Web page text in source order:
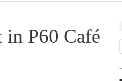
P60 Café